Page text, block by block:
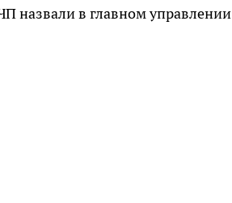
назвали в главном управлении